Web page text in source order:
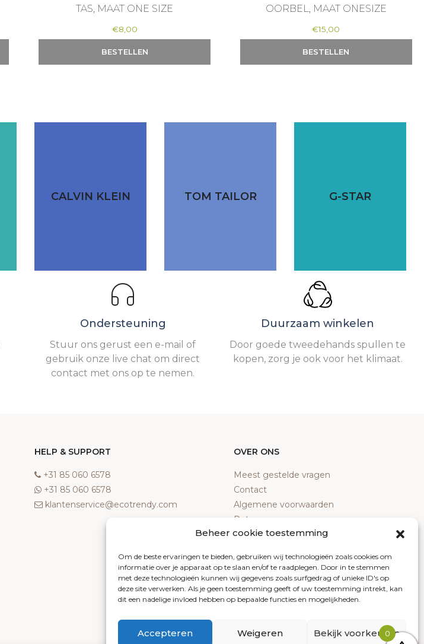
Beheer cookie toestemming
Om de beste ervaringen te bieden, gebruiken wij technologieën zoals cookies om
informatie over je apparaat op te slaan en/of te raadplegen. Door in te stemmen
met deze technologieën kunnen wij gegevens zoals surfgedrag of unieke ID's op
deze site verwerken. Als je geen toestemming geeft of uw toestemming intrekt, kan
dit een nadelige invloed hebben op bepaalde functies en mogelijkheden.
Accepteren Weigeren Bekijk voorkeuren
TAS, MAAT ONE SIZE
€8,00
BESTELLEN
OORBEL, MAAT ONESIZE
€15,00
BESTELLEN
CALVIN KLEIN TOM TAILOR G-STAR
Ondersteuning
Stuur ons gerust een e-mail of
gebruik onze live chat om direct
contact met ons op te nemen.
Duurzaam winkelen
Door goede tweedehands spullen te
kopen, zorg je ook voor het klimaat.
HELP & SUPPORT
‎+31 85 060 6578
‎+31 85 060 6578
klantenservice@ecotrendy.com
OVER ONS
Meest gestelde vragen
Contact
Algemene voorwaarden
Retourneren
Klachten
Cookiebeleid
0